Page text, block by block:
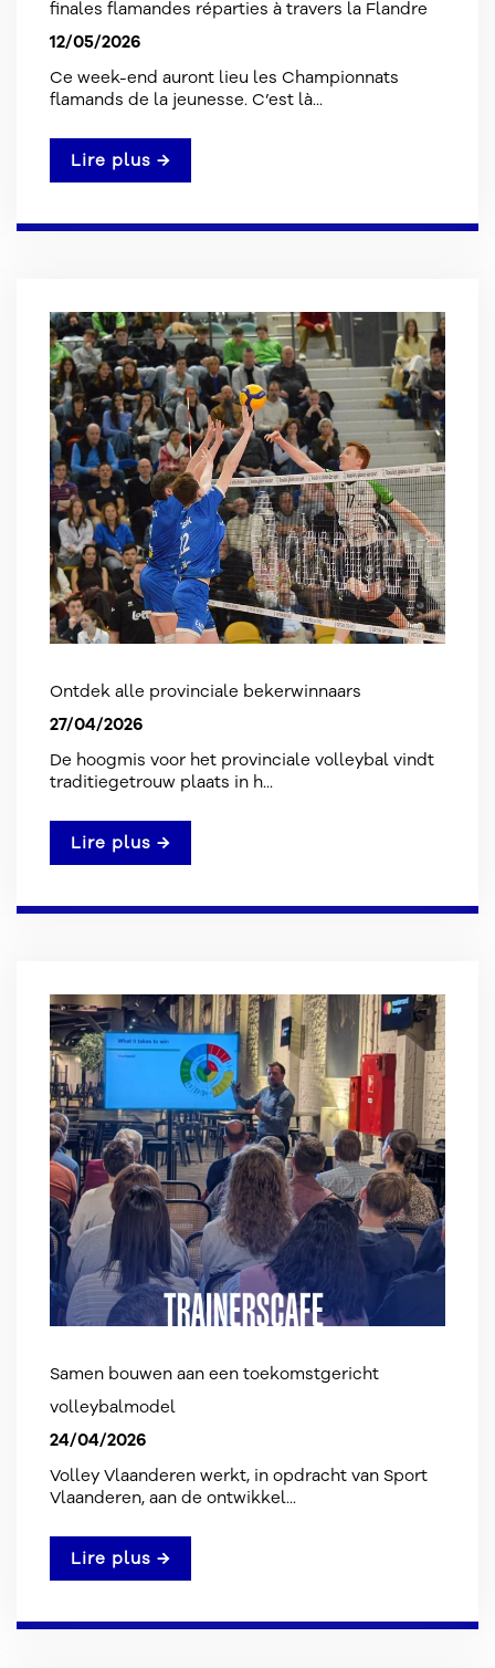
finales flamandes réparties à travers la Flandre
12/05/2026
Ce week-end auront lieu les Championnats
flamands de la jeunesse. C’est là...
Lire plus →
Ontdek alle provinciale bekerwinnaars
27/04/2026
De hoogmis voor het provinciale volleybal vindt
traditiegetrouw plaats in h...
Lire plus →
Samen bouwen aan een toekomstgericht
volleybalmodel
24/04/2026
Volley Vlaanderen werkt, in opdracht van Sport
Vlaanderen, aan de ontwikkel...
Lire plus →